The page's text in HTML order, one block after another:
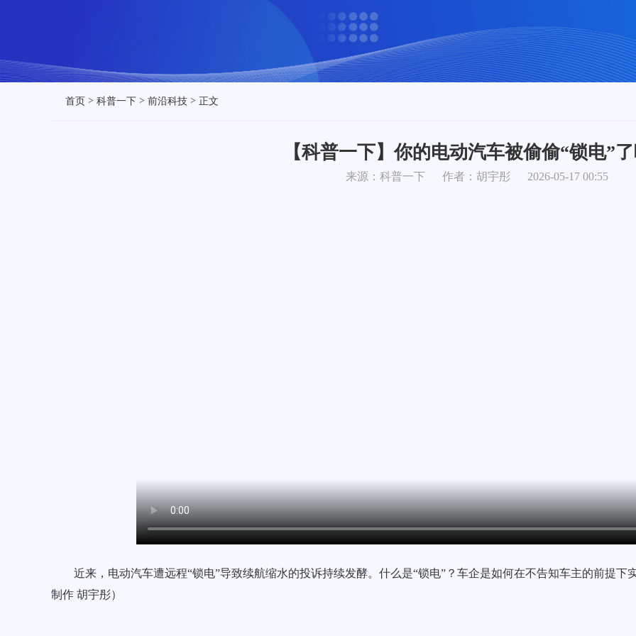
首页 > 科普一下 > 前沿科技 > 正文
【科普一下】你的电动汽车被偷偷“锁电”
来源：科普一下 作者：胡宇彤 2026-05-17 00:55
近来，电动汽车遭远程“锁电”导致续航缩水的投诉持续发酵。什么是“锁电”？车企是如何在不告知车主的前提下
制作 胡宇彤）